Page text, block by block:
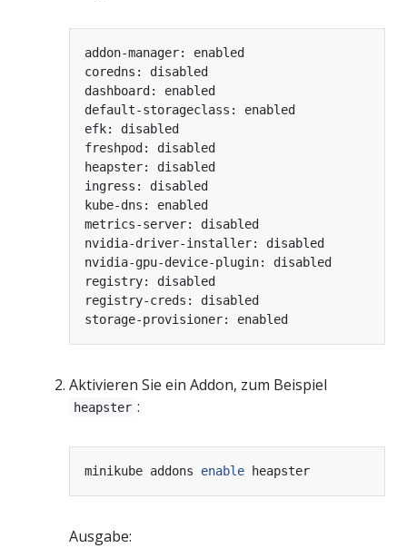
Aktivieren Sie ein Addon, zum Beispiel
heapster :
minikube addons enable
Ausgabe: